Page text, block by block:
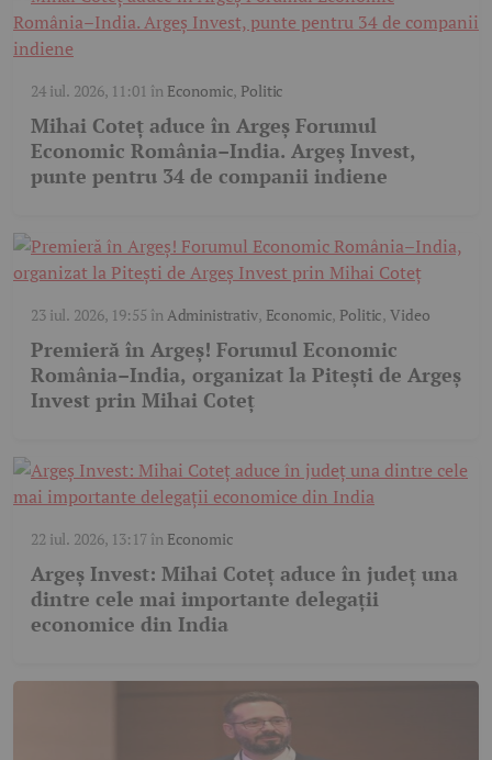
24 iul. 2026, 11:01 în Economic, Politic
Mihai Coteț aduce în Argeș Forumul
Economic România–India. Argeș Invest,
punte pentru 34 de companii indiene
23 iul. 2026, 19:55 înAdministrativ, Economic, Politic,Video
Premieră în Argeș! Forumul Economic
România–India, organizat la Pitești de Argeș
Invest prin Mihai Coteț
22 iul. 2026, 13:17în Economic
Argeș Invest: Mihai Coteț aduce în județ una
dintre cele mai importante delegații
economice din India